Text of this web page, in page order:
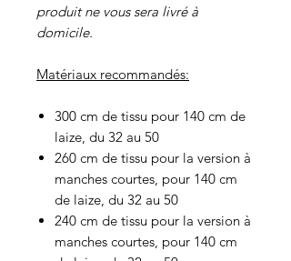
produit ne vous sera livré à
domicile.
Matériaux recommandés:
300 cm de tissu pour 140 cm de
laize, du 32 au 50
260 cm de tissu pour la version à
manches courtes, pour 140 cm
de laize, du 32 au 50
240 cm de tissu pour la version à
manches courtes, pour 140 cm